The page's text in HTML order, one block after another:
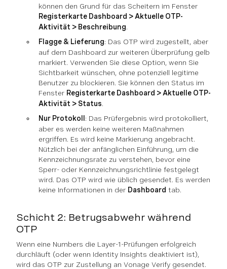
können den Grund für das Scheitern im Fenster
Registerkarte Dashboard > Aktuelle OTP-
Aktivität > Beschreibung.
Flagge & Lieferung: Das OTP wird zugestellt, aber
auf dem Dashboard zur weiteren Überprüfung gelb
markiert. Verwenden Sie diese Option, wenn Sie
Sichtbarkeit wünschen, ohne potenziell legitime
Benutzer zu blockieren. Sie können den Status im
Fenster Registerkarte Dashboard > Aktuelle OTP-
Aktivität > Status.
Nur Protokoll : Das Prüfergebnis wird protokolliert,
aber es werden keine weiteren Maßnahmen
ergriffen. Es wird keine Markierung angebracht.
Nützlich bei der anfänglichen Einführung, um die
Kennzeichnungsrate zu verstehen, bevor eine
Sperr- oder Kennzeichnungsrichtlinie festgelegt
wird. Das OTP wird wie üblich gesendet. Es werden
keine Informationen in der Dashboard tab.
Schicht 2: Betrugsabwehr während
OTP
Wenn eine Numbers die Layer-1-Prüfungen erfolgreich
durchläuft (oder wenn Identity Insights deaktiviert ist),
wird das OTP zur Zustellung an Vonage Verify gesendet.